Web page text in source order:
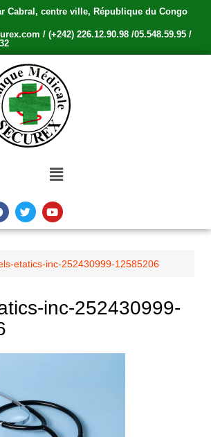
Cabral, centre ville, République du Congo
/ (+242) 226.12.90.98 /05.548.59.95 /
etatics-inc-252430999-12585206
inc-252430999-